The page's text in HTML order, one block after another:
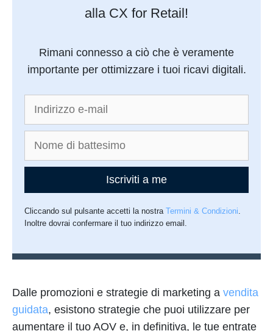
alla CX for Retail!
Rimani connesso a ciò che è veramente
importante per ottimizzare i tuoi ricavi digitali.
Iscriviti a me
Cliccando sul pulsante accetti la nostraTermini & Condizioni
Inoltre dovrai confermare il tuo indirizzo email.
Dalle promozioni e strategie di marketing a vendita
guidata, esistono strategie che puoi utilizzare per
aumentare il tuo AOV e, in definitiva, le tue entrate